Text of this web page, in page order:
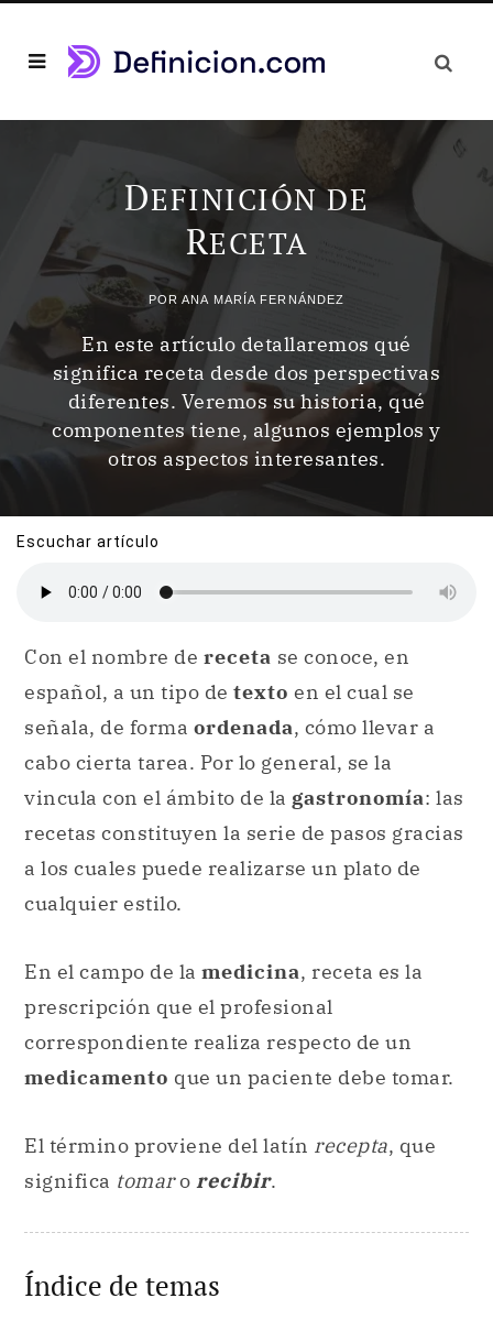
DEFINICIÓN DE
RECETA
PORANA MARÍA FERNÁNDEZ
En este artículo detallaremos qué
significa receta desde dos perspectivas
diferentes. Veremos su historia, qué
componentes tiene, algunos ejemplos y
otros aspectos interesantes.
Escuchar artículo
Con el nombre de receta se conoce, en
español, a un tipo de texto en el cual se
señala, de forma ordenada, cómo llevar a
cabo cierta tarea. Por lo general, se la
vincula con el ámbito de la gastronomía: las
recetas constituyen la serie de pasos gracias
a los cuales puede realizarse un plato de
cualquier estilo.
En el campo de la medicina, receta es la
prescripción que el profesional
correspondiente realiza respecto de un
medicamento que un paciente debe tomar.
El término proviene del latín recepta, que
significa tomaro recibir.
Índice de temas